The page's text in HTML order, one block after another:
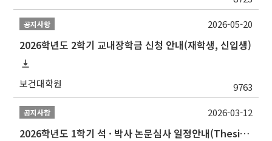
공지사항
2026학년도 2학기 교내장학금 신청 안내(재학생, 신입생)
보건대학원 9763
2026-05-20
공지사항
2026학년도 1학기 석 · 박사 논문심사 일정안내(Thesis Defense Schedules)
2026-03-12